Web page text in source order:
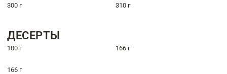
300 г 310 г
ДЕСЕРТЫ
100 г 166 г
166 г